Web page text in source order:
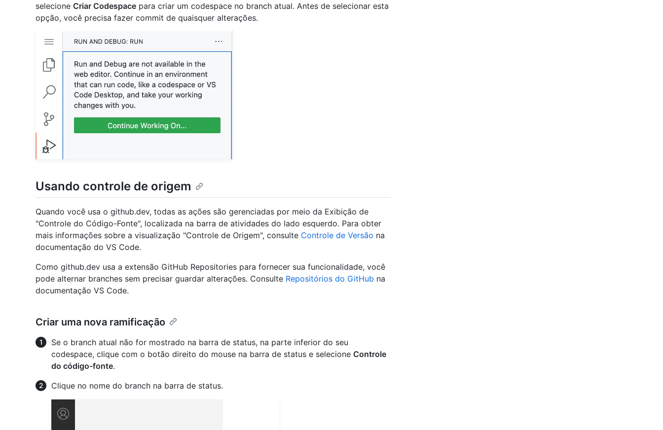
selecione Criar Codespace para criar um codespace no branch atual. Antes de selecionar esta
opção, você precisa fazer commit de quaisquer alterações.
Usando controle de origem
Quando você usa o github.dev, todas as ações são gerenciadas por meio da Exibição de
"Controle do Código-Fonte", localizada na barra de atividades do lado esquerdo. Para obter
mais informações sobre a visualização "Controle de Origem", consulte Controle de Versão na
documentação do VS Code.
Como github.dev usa a extensão GitHub Repositories para fornecer sua funcionalidade, você
pode alternar branches sem precisar guardar alterações. Consulte Repositórios do GitHub na
documentação VS Code.
Criar uma nova ramificação
Se o branch atual não for mostrado na barra de status, na parte inferior do seu
codespace, clique com o botão direito do mouse na barra de status e selecione Controle
do código-fonte.
Clique no nome do branch na barra de status.